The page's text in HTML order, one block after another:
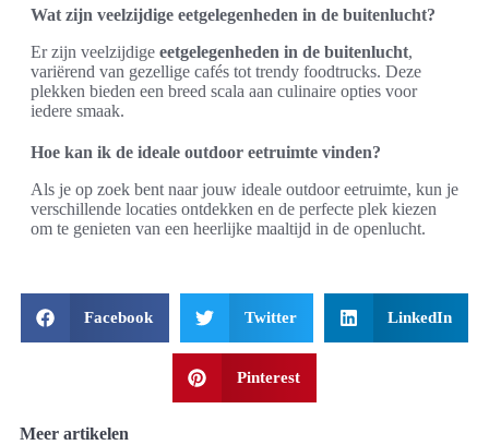
Wat zijn veelzijdige eetgelegenheden in de buitenlucht?
Er zijn veelzijdige eetgelegenheden in de buitenlucht,
variërend van gezellige cafés tot trendy foodtrucks. Deze
plekken bieden een breed scala aan culinaire opties voor
iedere smaak.
Hoe kan ik de ideale outdoor eetruimte vinden?
Als je op zoek bent naar jouw ideale outdoor eetruimte, kun je
verschillende locaties ontdekken en de perfecte plek kiezen
om te genieten van een heerlijke maaltijd in de openlucht.
Facebook Twitter LinkedIn
Pinterest
Meer artikelen